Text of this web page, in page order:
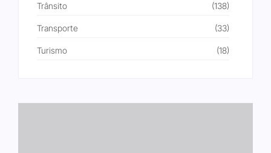
Trânsito (138)
Transporte (33)
Turismo (18)